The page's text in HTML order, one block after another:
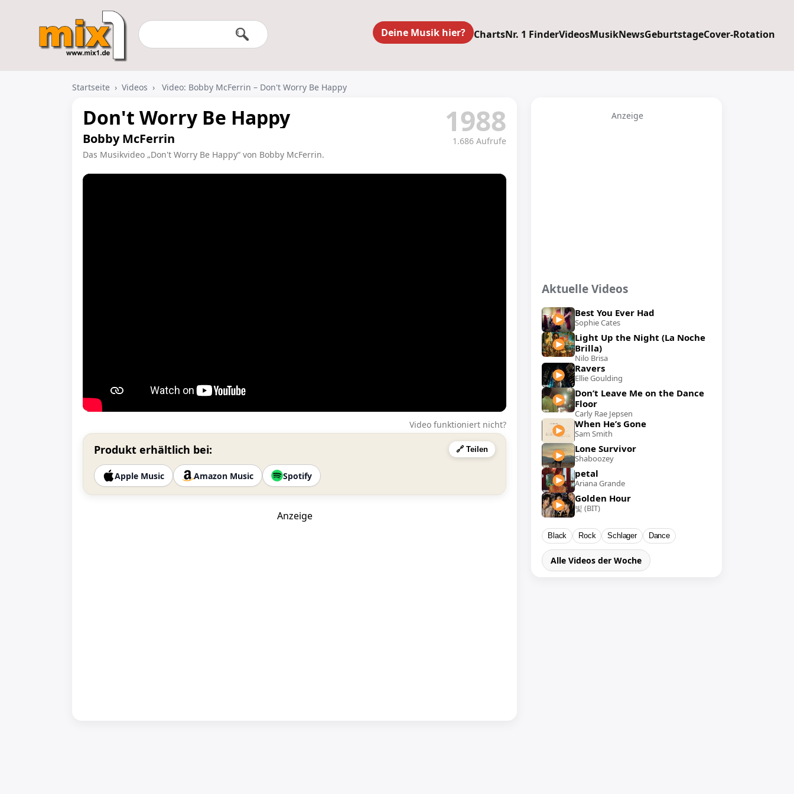
Deine Musik hier? ChartsNr. 1 FinderVideosMusikNewsGeburtstageCover-Rotation
Startseite › Videos › Video: Bobby McFerrin – Don't Worry Be Happy
Don't Worry Be Happy
Bobby McFerrin
Das Musikvideo „Don't Worry Be Happy“ von Bobby McFerrin.
1988
1.686 Aufrufe
Video funktioniert nicht?
Produkt erhältlich bei: 🔗 Teilen
Apple Music Amazon Music Spotify
Anzeige
Anzeige
Aktuelle Videos
Best You Ever Had
Sophie Cates
Light Up the Night (La Noche
Brilla)
Nilo Brisa
Ravers
Ellie Goulding
Don’t Leave Me on the Dance
Floor
Carly Rae Jepsen
When He’s Gone
Sam Smith
Lone Survivor
Shaboozey
petal
Ariana Grande
Golden Hour
빛 (BIT)
Black Rock Schlager Dance
Alle Videos der Woche